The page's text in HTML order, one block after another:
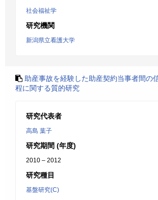
社会福祉学
研究機関
新潟県立看護大学
助産事故を経験した助産契約当事者間の
程に関する質的研究
研究代表者
高島 葉子
研究期間 (年度)
2010 – 2012
研究種目
基盤研究(C)